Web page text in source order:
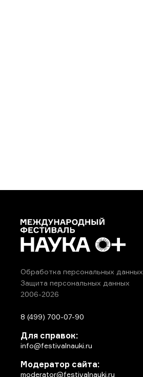
Обработка персональных данных
Защита персональных данных
2006-2026
8 (499) 700-07-90
Для справок:
info@festivalnauki.ru
Модератор сайта:
moderator@festivalnauki.ru